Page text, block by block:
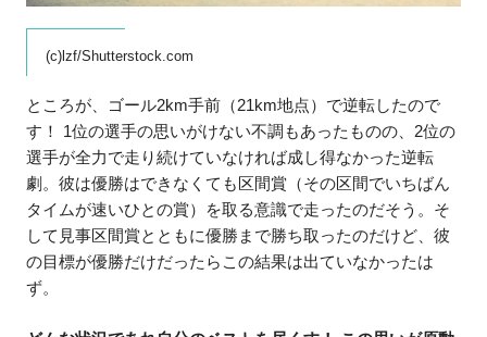
(c)lzf/Shutterstock.com
ところが、ゴール2km手前（21km地点）で逆転したので
す！ 1位の選手の思いがけない不調もあったものの、2位の
選手が全力で走り続けていなければ成し得なかった逆転
劇。彼は優勝はできなくても区間賞（その区間でいちばん
タイムが速いひとの賞）を取る意識で走ったのだそう。そ
して見事区間賞とともに優勝まで勝ち取ったのだけど、彼
の目標が優勝だけだったらこの結果は出ていなかったは
ず。